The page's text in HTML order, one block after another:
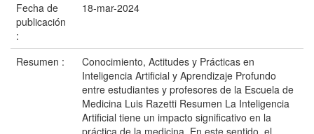
Fecha de
publicación
:
18-mar-2024
Resumen :
Conocimiento, Actitudes y Prácticas en
Inteligencia Artificial y Aprendizaje Profundo
entre estudiantes y profesores de la Escuela de
Medicina Luis Razetti Resumen La Inteligencia
Artificial tiene un impacto significativo en la
práctica de la medicina. En este sentido, el